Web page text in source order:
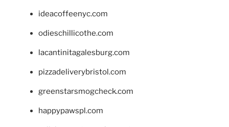
ideacoffeenyc.com
odieschillicothe.com
lacantinitagalesburg.com
pizzadeliverybristol.com
greenstarsmogcheck.com
happypawspl.com